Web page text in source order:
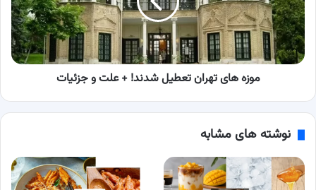
شدند!
+
علت
و
جزئیات
موزه های تهران تعطیل شدند! + علت و جزئیات
نوشته های مشابه